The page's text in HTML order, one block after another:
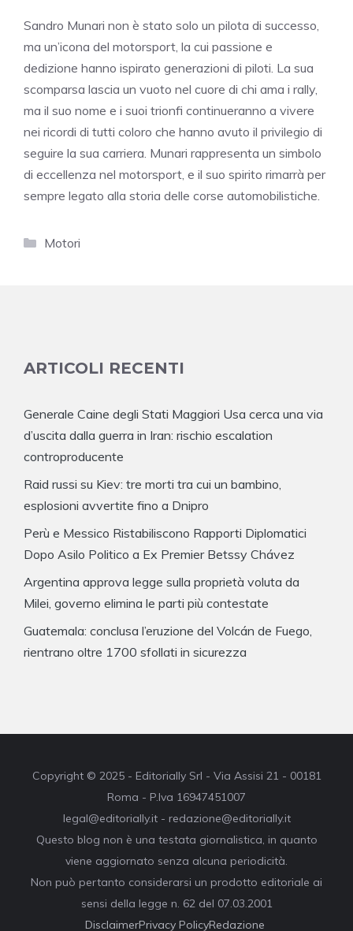
Sandro Munari non è stato solo un pilota di successo,
ma un’icona del motorsport, la cui passione e
dedizione hanno ispirato generazioni di piloti. La sua
scomparsa lascia un vuoto nel cuore di chi ama i rally,
ma il suo nome e i suoi trionfi continueranno a vivere
nei ricordi di tutti coloro che hanno avuto il privilegio di
seguire la sua carriera. Munari rappresenta un simbolo
di eccellenza nel motorsport, e il suo spirito rimarrà per
sempre legato alla storia delle corse automobilistiche.
Categorie
Motori
ARTICOLI RECENTI
Generale Caine degli Stati Maggiori Usa cerca una via
d’uscita dalla guerra in Iran: rischio escalation
controproducente
Raid russi su Kiev: tre morti tra cui un bambino,
esplosioni avvertite fino a Dnipro
Perù e Messico Ristabiliscono Rapporti Diplomatici
Dopo Asilo Politico a Ex Premier Betssy Chávez
Argentina approva legge sulla proprietà voluta da
Milei, governo elimina le parti più contestate
Guatemala: conclusa l’eruzione del Volcán de Fuego,
rientrano oltre 1700 sfollati in sicurezza
Copyright © 2025 - Editorially Srl - Via Assisi 21 - 00181
Roma - P.Iva 16947451007
legal@editorially.it - redazione@editorially.it
Questo blog non è una testata giornalistica, in quanto
viene aggiornato senza alcuna periodicità.
Non può pertanto considerarsi un prodotto editoriale ai
sensi della legge n. 62 del 07.03.2001
DisclaimerPrivacy PolicyRedazione